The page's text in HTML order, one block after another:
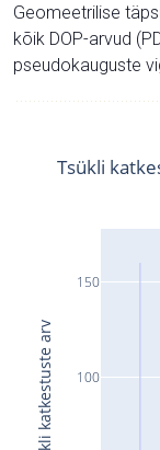
Geomeetrilise
kõik DOP-arvud
pseudokauguste
100
150
Tsükli
Tsükli katkestuste arv